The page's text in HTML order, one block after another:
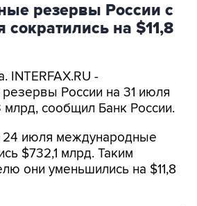
резервы России с
на $11,8
INTERFAX.RU -
России на 31 июля
млрд, сообщил Банк России.
24 июля международные
$732,1 млрд. Таким
они уменьшились на $11,8